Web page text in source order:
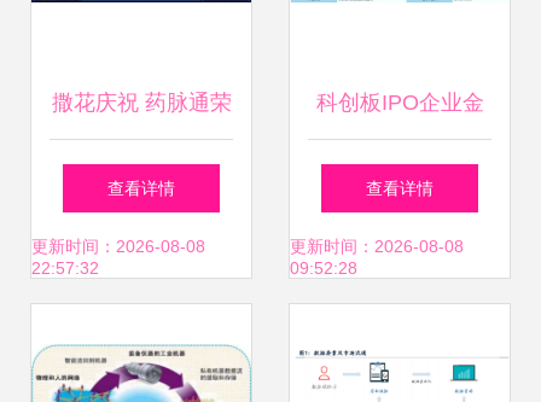
撒花庆祝 药脉通荣
获浙江省创新企业
100强，专注工业
查看详情
更新时间：2026-08-08
22:57:32
科创板IPO企业金
山软件更新一季度
财务数据 互联网推
网服务并进
查看详情
更新时间：2026-08-08
09:52:28